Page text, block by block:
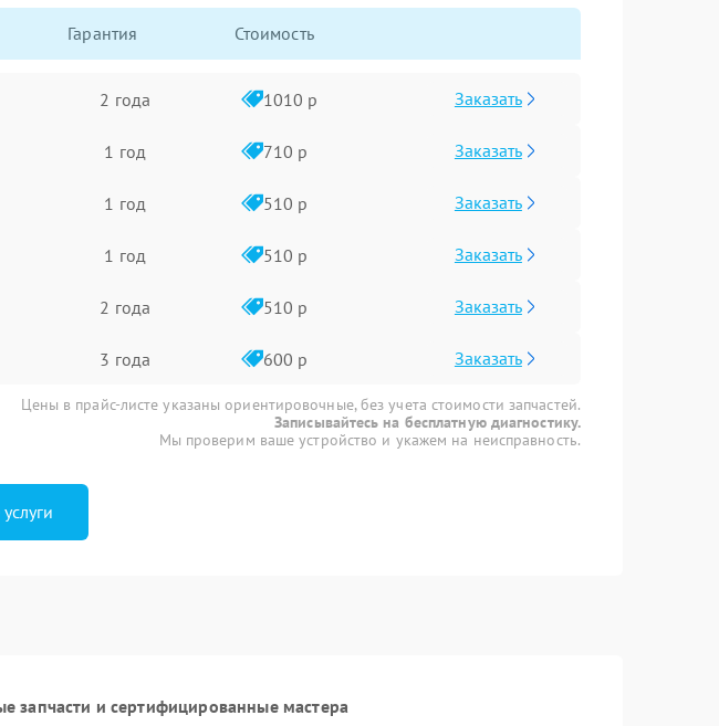
Гарантия Стоимость
2 года 1010 р Заказать
1 год 710 р Заказать
1 год 510 р Заказать
1 год 510 р Заказать
2 года 510 р Заказать
3 года 600 р Заказать
Цены в прайс-листе указаны ориентировочные, без учета стоимости запчастей.
Записывайтесь на бесплатную диагностику.
Мы проверим ваше устройство и укажем на неисправность.
запчасти и сертифицированные мастера